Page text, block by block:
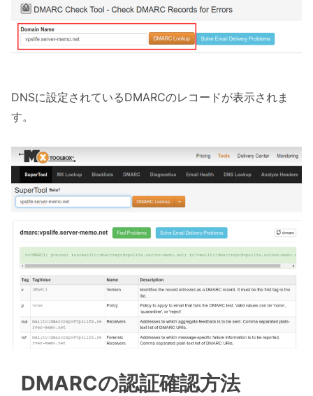
DNSに設定されているDMARCのレコードが表示されま
す。
DMARCの認証確認方法